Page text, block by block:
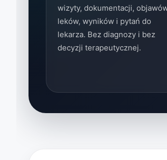
wizyty, dokumentacji,
leków, wyników i pytań do
lekarza. Bez diagnozy i bez
decyzji terapeutycznej.